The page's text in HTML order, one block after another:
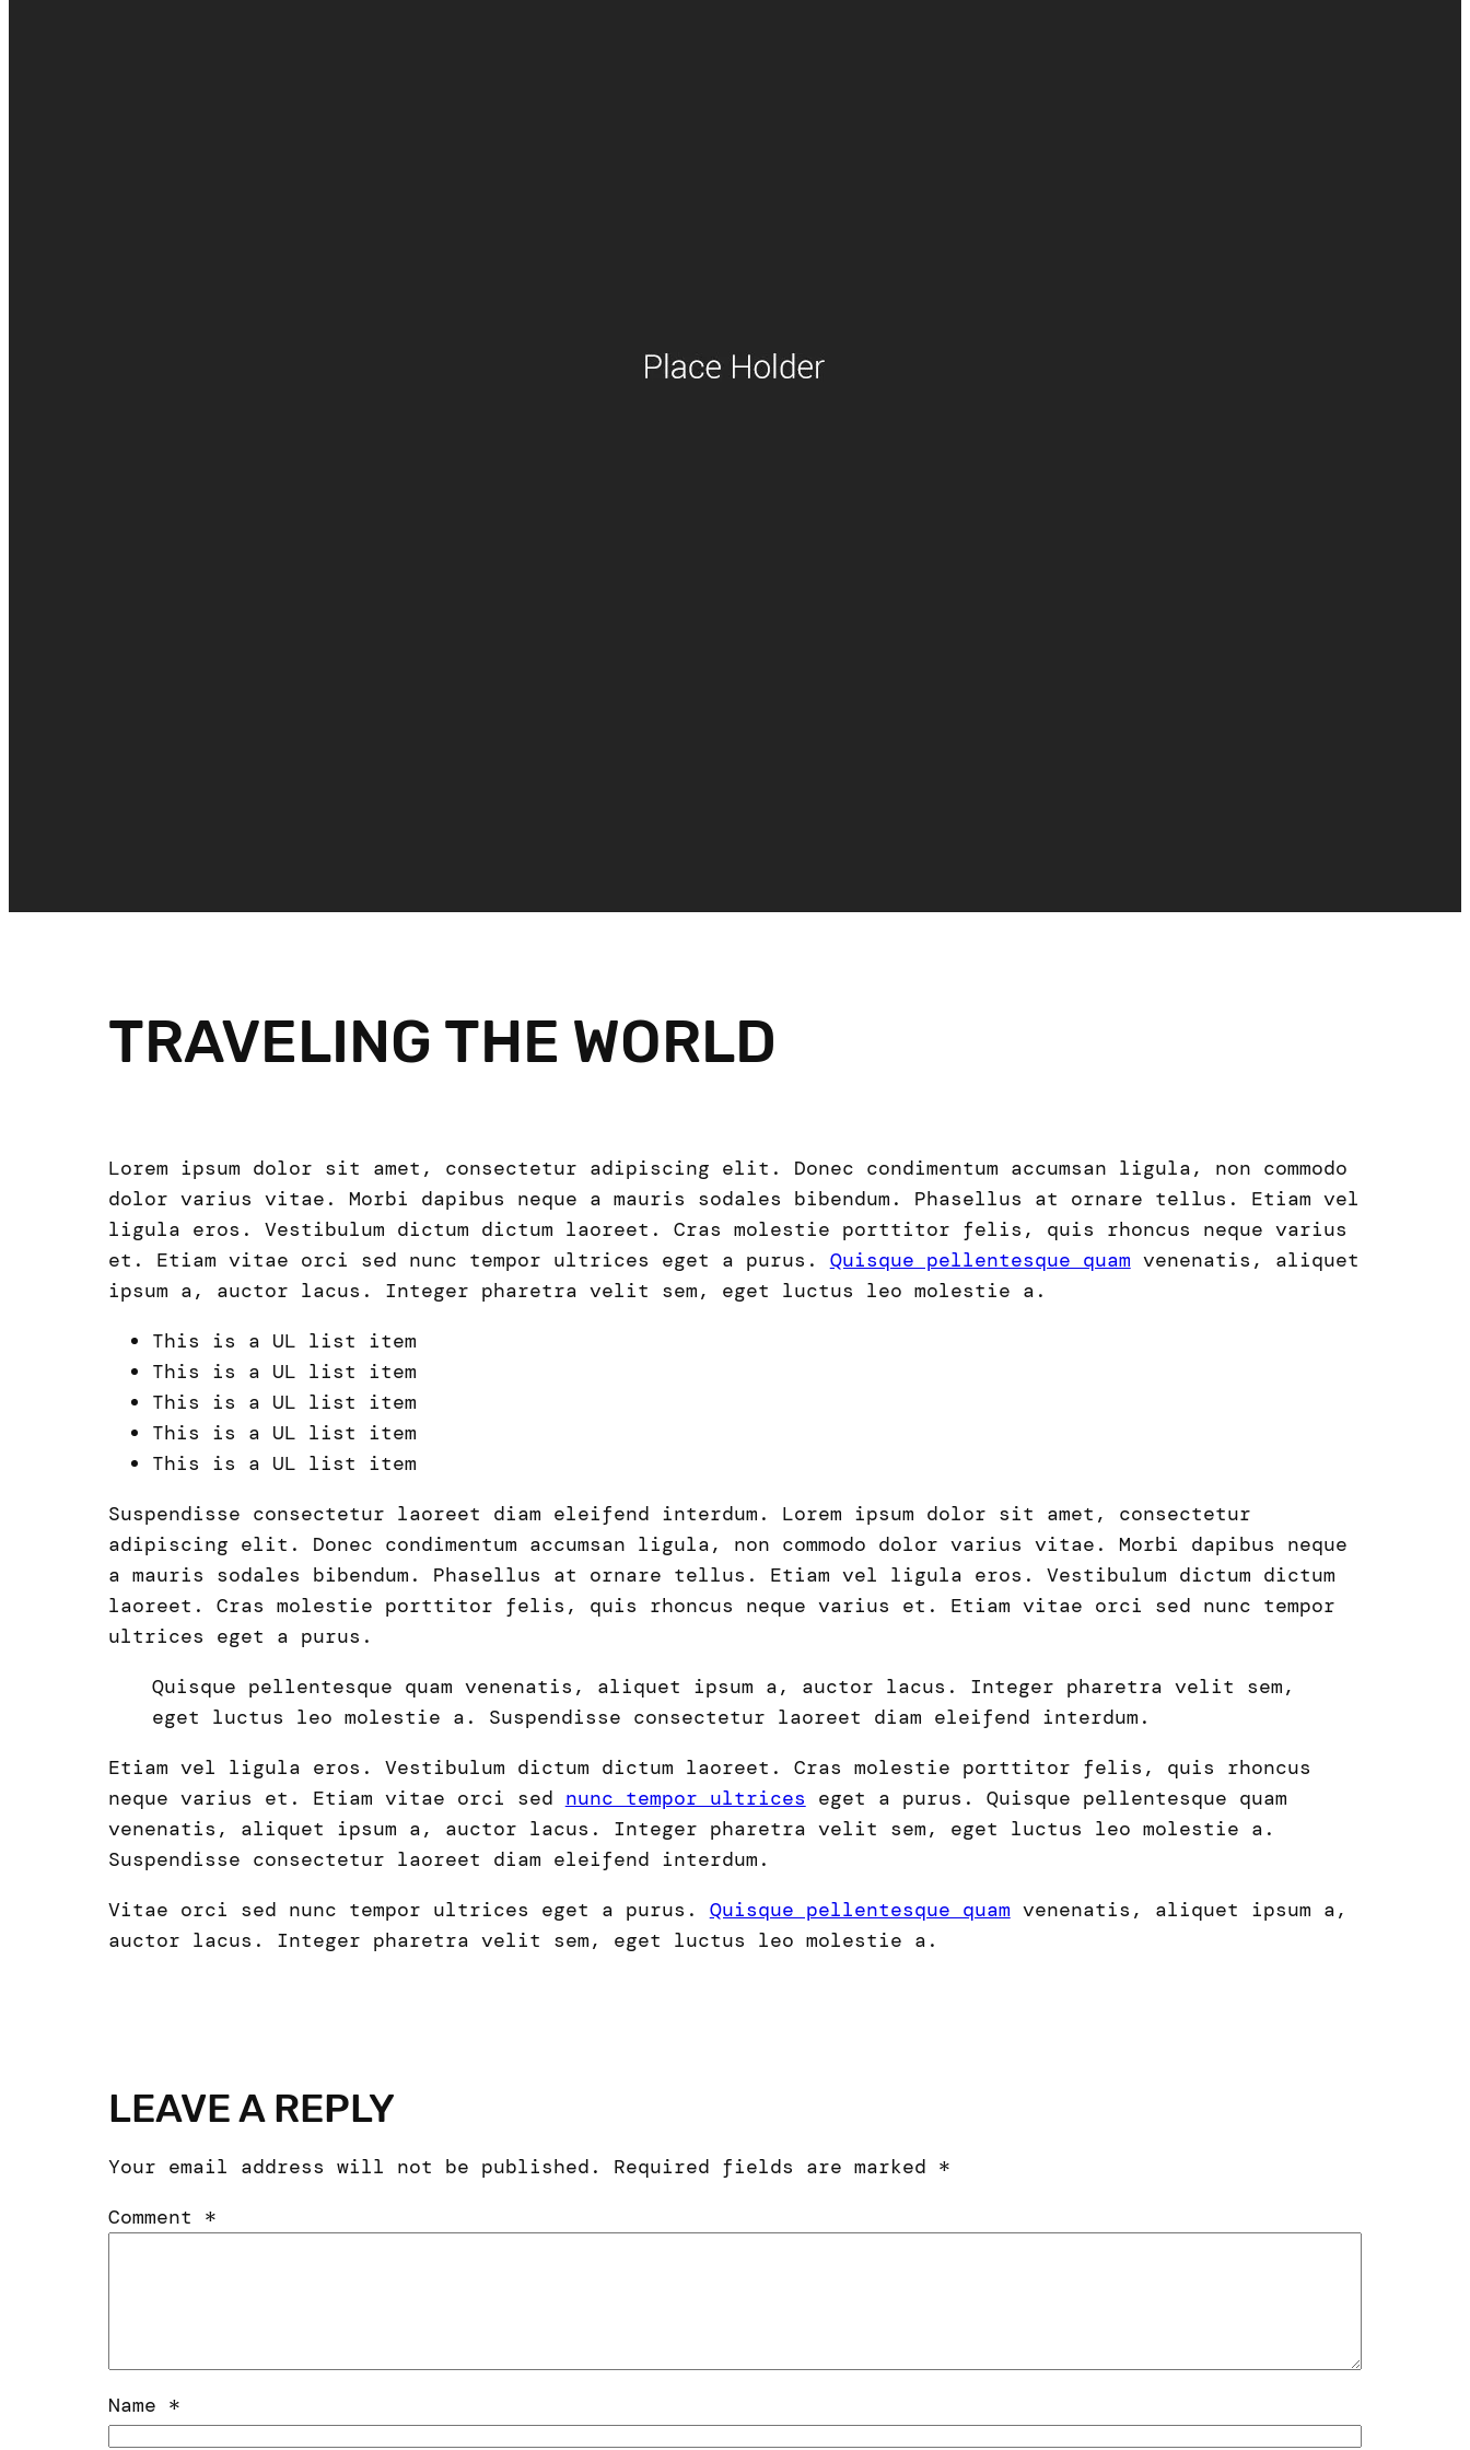
TRAVELING THE WORLD
Lorem ipsum dolor sit amet, consectetur adipiscing elit. Donec condimentum accumsan ligula, non commodo
dolor varius vitae. Morbi dapibus neque a mauris sodales bibendum. Phasellus at ornare tellus. Etiam vel
ligula eros. Vestibulum dictum dictum laoreet. Cras molestie porttitor felis, quis rhoncus neque varius
et. Etiam vitae orci sed nunc tempor ultrices eget a purus. Quisque pellentesque quam venenatis, aliquet
ipsum a, auctor lacus. Integer pharetra velit sem, eget luctus leo molestie a.
This is a UL list item
This is a UL list item
This is a UL list item
This is a UL list item
This is a UL list item
Suspendisse consectetur laoreet diam eleifend interdum. Lorem ipsum dolor sit amet, consectetur
adipiscing elit. Donec condimentum accumsan ligula, non commodo dolor varius vitae. Morbi dapibus neque
a mauris sodales bibendum. Phasellus at ornare tellus. Etiam vel ligula eros. Vestibulum dictum dictum
laoreet. Cras molestie porttitor felis, quis rhoncus neque varius et. Etiam vitae orci sed nunc tempor
ultrices eget a purus.
Quisque pellentesque quam venenatis, aliquet ipsum a, auctor lacus. Integer pharetra velit sem,
eget luctus leo molestie a. Suspendisse consectetur laoreet diam eleifend interdum.
Etiam vel ligula eros. Vestibulum dictum dictum laoreet. Cras molestie porttitor felis, quis rhoncus
neque varius et. Etiam vitae orci sed nunc tempor ultrices eget a purus. Quisque pellentesque quam
venenatis, aliquet ipsum a, auctor lacus. Integer pharetra velit sem, eget luctus leo molestie a.
Suspendisse consectetur laoreet diam eleifend interdum.
Vitae orci sed nunc tempor ultrices eget a purus. Quisque pellentesque quam venenatis, aliquet ipsum a,
auctor lacus. Integer pharetra velit sem, eget luctus leo molestie a.
LEAVE A REPLY
Your email address will not be published. Required fields are marked *
Comment *
Name *